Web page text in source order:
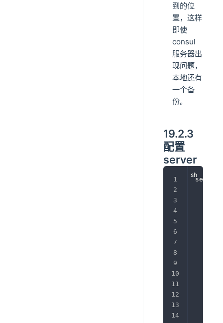
到的位
置，这样
即使
consul
服务器出
现问题，
本地还有
一个备
份。
19.2.3
配置
server
server